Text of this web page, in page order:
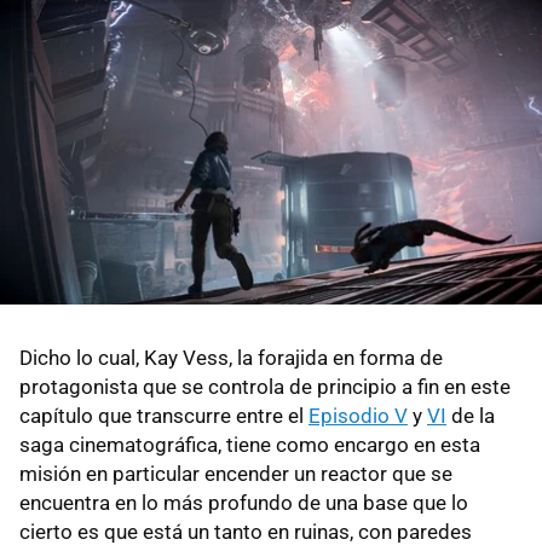
Dicho lo cual, Kay Vess, la forajida en forma de
protagonista que se controla de principio a fin en este
capítulo que transcurre entre el Episodio V y VI de la
saga cinematográfica, tiene como encargo en esta
misión en particular encender un reactor que se
encuentra en lo más profundo de una base que lo
cierto es que está un tanto en ruinas, con paredes